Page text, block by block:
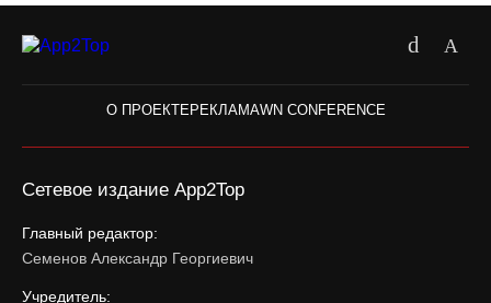
О ПРОЕКТЕРЕКЛАМАWN CONFERENCE
Сетевое издание App2Top
Главный редактор:
Семенов Александр Георгиевич
Учредитель: